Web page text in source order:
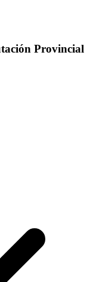
Provincial